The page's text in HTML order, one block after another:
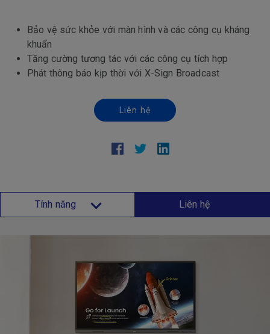
Bảo vệ sức khỏe với màn hình và các công cụ kháng
khuẩn
Tăng cường tương tác với các công cụ tích hợp
Phát thông báo kịp thời với X-Sign Broadcast
Liên hệ
Tính năng Liên hệ